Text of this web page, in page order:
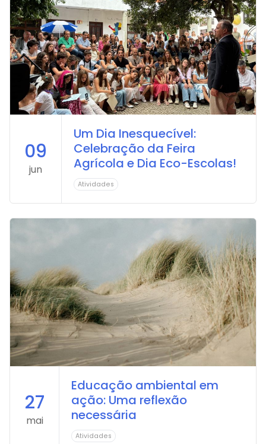
História
Comunicados
Tabela de Preços
Viver as férias 2025
Testemunhos
Perguntas Frequentes
Jornal Digital
09
jun
Um Dia Inesquecível:
Celebração da Feira
Agrícola e Dia Eco-Escolas!
Atividades
27
mai
Educação ambiental em
ação: Uma reflexão
necessária
Atividades